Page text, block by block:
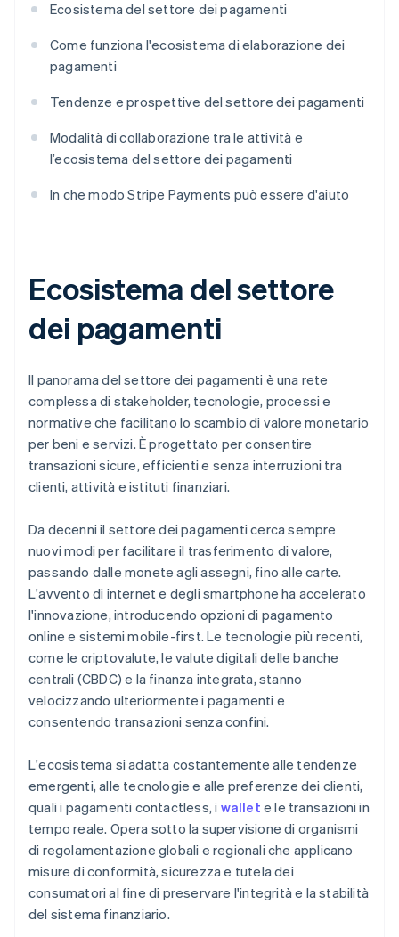
Ecosistema del settore dei pagamenti
Come funziona l'ecosistema di elaborazione dei
pagamenti
Tendenze e prospettive del settore dei pagamenti
Modalità di collaborazione tra le attività e
l’ecosistema del settore dei pagamenti
In che modo Stripe Payments può essere d'aiuto
Ecosistema del settore
dei pagamenti
Il panorama del settore dei pagamenti è una rete
complessa di stakeholder, tecnologie, processi e
normative che facilitano lo scambio di valore monetario
per beni e servizi. È progettato per consentire
transazioni sicure, efficienti e senza interruzioni tra
clienti, attività e istituti finanziari.
Da decenni il settore dei pagamenti cerca sempre
nuovi modi per facilitare il trasferimento di valore,
passando dalle monete agli assegni, fino alle carte.
L'avvento di internet e degli smartphone ha accelerato
l'innovazione, introducendo opzioni di pagamento
online e sistemi mobile-first. Le tecnologie più recenti,
come le criptovalute, le valute digitali delle banche
centrali (CBDC) e la finanza integrata, stanno
velocizzando ulteriormente i pagamenti e
consentendo transazioni senza confini.
L'ecosistema si adatta costantemente alle tendenze
emergenti, alle tecnologie e alle preferenze dei clienti,
quali i pagamenti contactless, i wallet e le transazioni in
tempo reale. Opera sotto la supervisione di organismi
di regolamentazione globali e regionali che applicano
misure di conformità, sicurezza e tutela dei
consumatori al fine di preservare l'integrità e la stabilità
del sistema finanziario.